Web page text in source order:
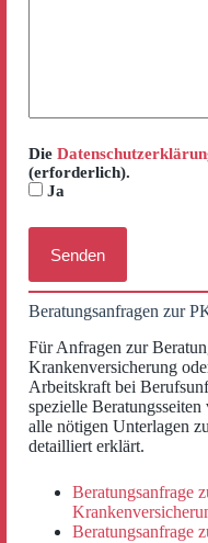
Die
(erforderlich).
Ja
Beratungsanfragen zur
Für Anfragen zur
Krankenversicherung
Arbeitskraft bei
spezielle
alle nötigen Unterlagen
detailliert erklärt.
Beratungsanfrage
Beratungsanfrage